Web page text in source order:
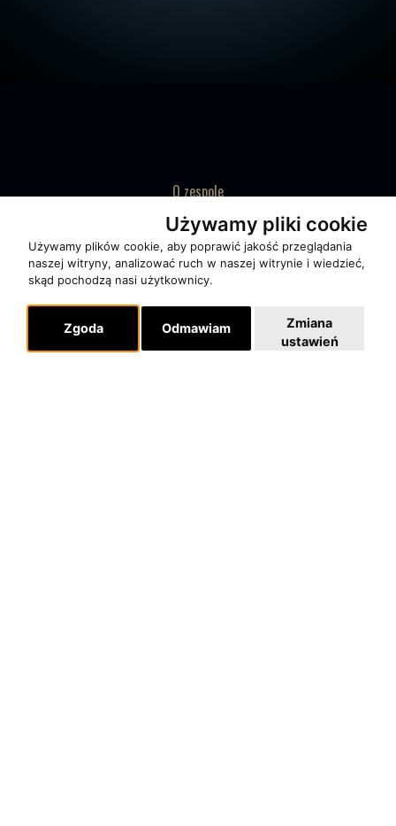
Używamy pliki cookie
Używamy plików cookie, aby poprawić jakość przeglądania
naszej witryny, analizować ruch w naszej witrynie i wiedzieć,
skąd pochodzą nasi użytkownicy.
Zgoda Odmawiam
Zmiana
ustawień
O zespole
MUZYKA I NUTY
NAGRODY
RECENZJE
Pomoc
KONTAKT